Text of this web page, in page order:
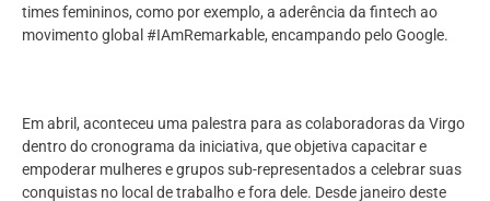
times femininos, como por exemplo, a aderência da fintech ao
movimento global #IAmRemarkable, encampando pelo Google.
Em abril, aconteceu uma palestra para as colaboradoras da Virgo
dentro do cronograma da iniciativa, que objetiva capacitar e
empoderar mulheres e grupos sub-representados a celebrar suas
conquistas no local de trabalho e fora dele. Desde janeiro deste